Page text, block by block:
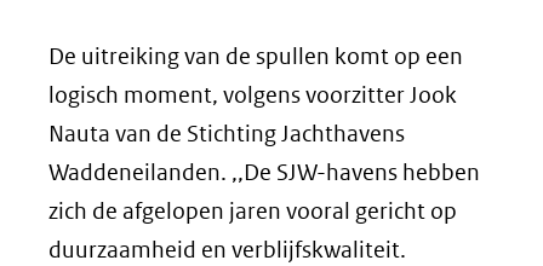
De uitreiking van de spullen komt op een
logisch moment, volgens voorzitter Jook
Nauta van de Stichting Jachthavens
Waddeneilanden. ,,De SJW-havens hebben
zich de afgelopen jaren vooral gericht op
duurzaamheid en verblijfskwaliteit.